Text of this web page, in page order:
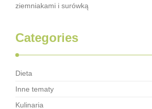
ziemniakami i surówką
Categories
Dieta
Inne tematy
Kulinaria